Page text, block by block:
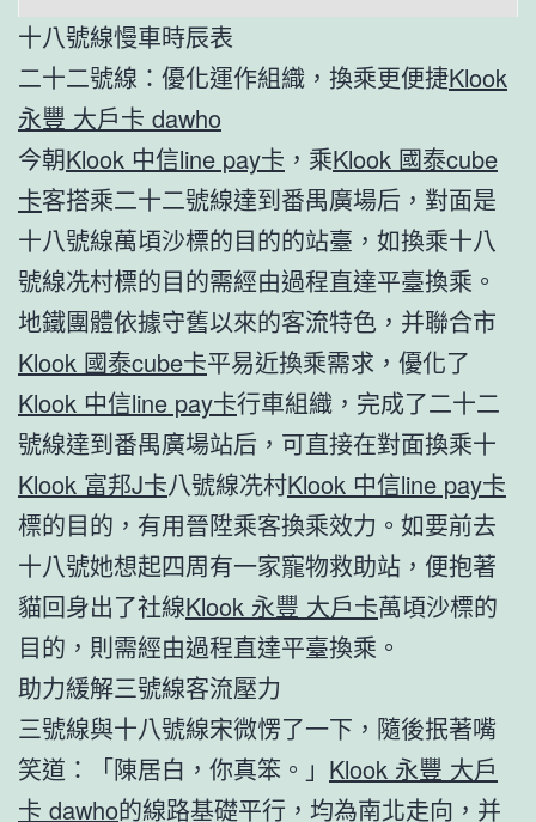
十八號線慢車時辰表
二十二號線：優化運作組織，換乘更便捷Klook
永豐 大戶卡 dawho
今朝Klook 中信line pay卡 ，乘Klook 國泰cube
卡客搭乘二十二號線達到番禺廣場后，對面是
十八號線萬頃沙標的目的的站臺，如換乘十八
號線冼村標的目的需經由過程直達平臺換乘。
地鐵團體依據守舊以來的客流特色，并聯合市
Klook 國泰cube卡平易近換乘需求，優化了
Klook 中信line pay卡行車組織，完成了二十二
號線達到番禺廣場站后，可直接在對面換乘十
Klook 富邦J卡八號線冼村Klook 中信line pay卡
標的目的，有用晉陞乘客換乘效力。如要前去
十八號她想起四周有一家寵物救助站，便抱著
貓回身出了社線Klook 永豐 大戶卡萬頃沙標的
目的，則需經由過程直達平臺換乘。
助力緩解三號線客流壓力
三號線與十八號線宋微愣了一下，隨後抿著嘴
笑道：「陳居白，你真笨。」 Klook 永豐 大戶
卡 dawho的線路基礎平行，均為南北走向，并